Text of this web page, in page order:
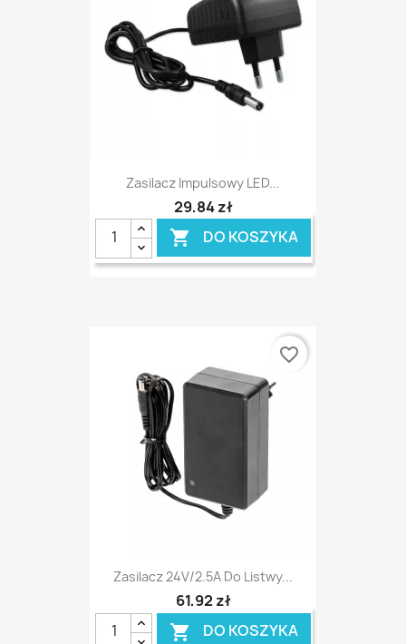
Zasilacz Impulsowy LED...
29,84 zł
 DO KOSZYKA
Zasilacz 24V/2.5A Do Listwy...
61,92 zł
 DO KOSZYKA
favorite_border